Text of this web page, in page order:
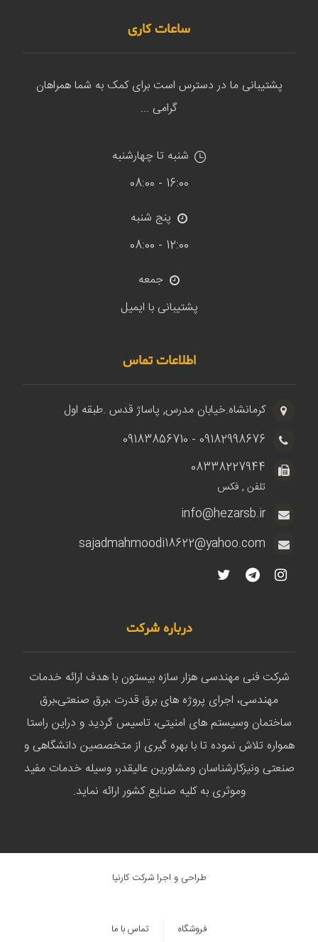
ساعات کاری
پشتیبانی ما در دسترس است برای کمک به شما همراهان
گرامی ...
شنبه تا چهارشنبه
16:00 - 08:00
پنج شنبه
12:00 - 08:00
جمعه
پشتیبانی با ایمیل
اطلاعات تماس
کرمانشاه.خیابان مدرس, پاساژ قدس .طبقه اول
09182998676 - 09183856710
08338227944
تلفن , فکس
info@hezarsb.ir
sajadmahmoodi18622@yahoo.com
درباره شرکت
شرکت فنی مهندسی هزار سازه بیستون با هدف ارائه خدمات
مهندسی، اجرای پروژه های برق قدرت ،برق صنعتی،برق
ساختمان وسیستم های امنیتی، تاسیس گردید و دراین راستا
همواره تلاش نموده تا با بهره گیری از متخصصین دانشگاهی و
صنعتی ونیزکارشناسان ومشاورین عالیقدر، وسیله خدمات مفید
وموثری به کلیه صنایع کشور ارائه نماید.
طراحی و اجرا شرکت کارنیا
تماس با ما فروشگاه